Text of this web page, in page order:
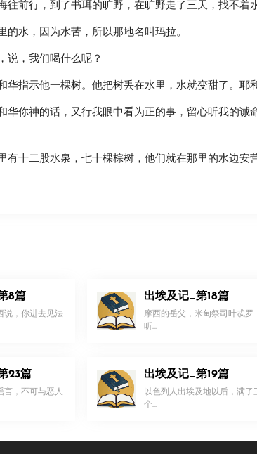
往前行，到了书珥的旷野，在旷野走了三天，找不着
的水，因为水苦，所以那地名叫玛拉。
说，我们喝什么呢？
华指示他一棵树。他把树丢在水里，水就变甜了。耶
华你神的话，又行我眼中看为正的事，留心听我的
有十二股水泉，七十棵棕树，他们就在那里的水边安
8篇
说，你进去见法
出埃及记_第18篇
摩西的岳父，米甸祭司叶忒罗
听...
23篇
言，不可与恶人
出埃及记_第19篇
以色列人出埃及地以后，满了
个...